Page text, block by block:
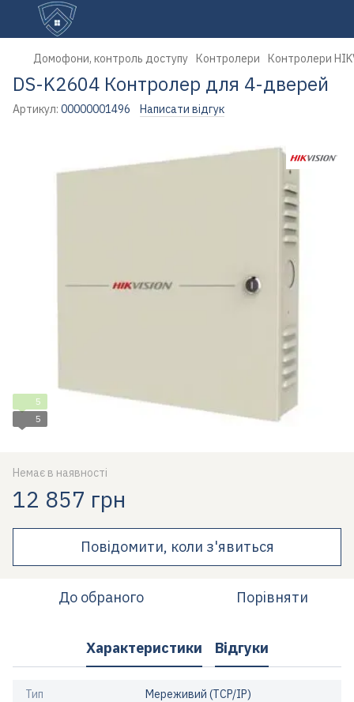
Домофони, контроль доступу Контролери Контролери
DS-K2604 Контролер для 4-дверей
Артикул: 00000001496 Написати відгук
5
5
Немає в наявності
12 857 грн
Повідомити, коли з'явиться
До обраного Порівняти
Характеристики Відгуки
Тип Мереживий (TCP/IP)